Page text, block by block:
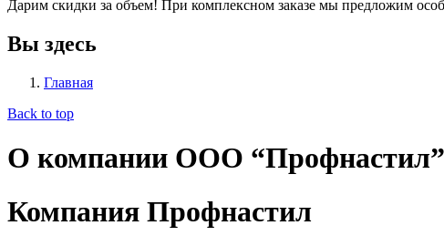
Дарим скидки за объем! При комплексном заказе мы предложим
Вы здесь
Главная
Back to top
О компании ООО “Профнастил”
Компания Профнастил